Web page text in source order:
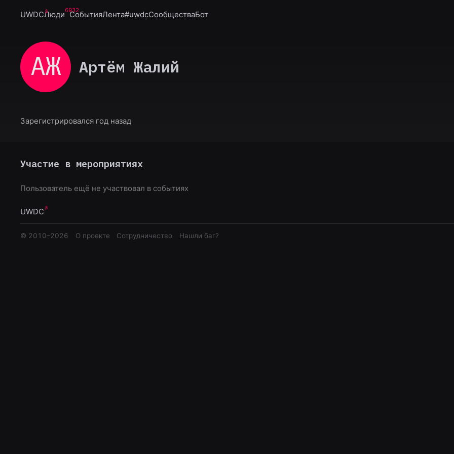
UWDCЛюди6932
СобытияЛента#uwdcСообществаБот
АЖ Артём Жалий
Зарегистрировался год назад
Участие в мероприятиях
Пользователь ещё не участвовал в событиях
UWDC
© 2010–2026 О проекте Сотрудничество Нашли баг?